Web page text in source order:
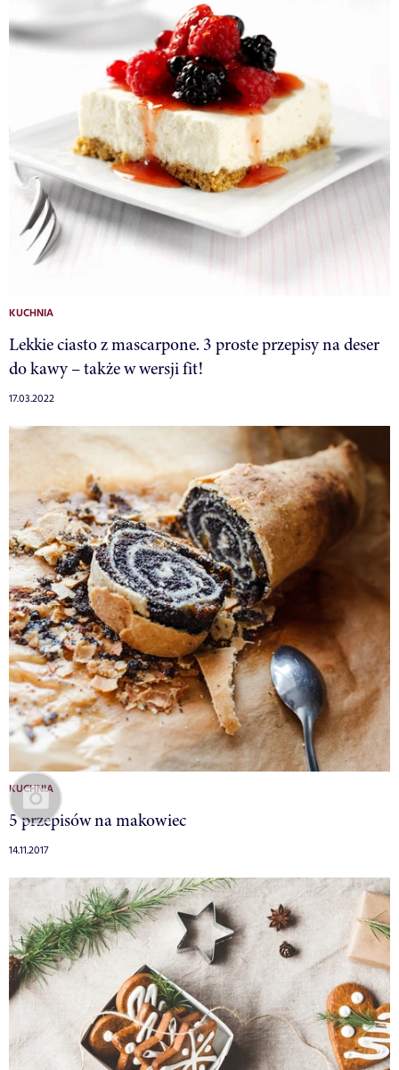
KUCHNIA
Lekkie ciasto z mascarpone. 3 proste przepisy na deser
do kawy – także w wersji fit!
17.03.2022
KUCHNIA
5 przepisów na makowiec
14.11.2017